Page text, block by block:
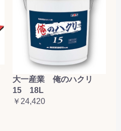
大一産業 俺のハクリ
15 18L
￥24,420